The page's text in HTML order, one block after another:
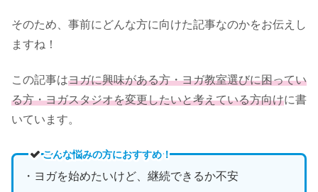
そのため、事前にどんな方に向けた記事なのかをお伝えし
ますね！
この記事はヨガに興味がある方・ヨガ教室選びに困ってい
る方・ヨガスタジオを変更したいと考えている方向けに書
いています。
こんな悩みの方におすすめ！
・ヨガを始めたいけど、継続できるか不安